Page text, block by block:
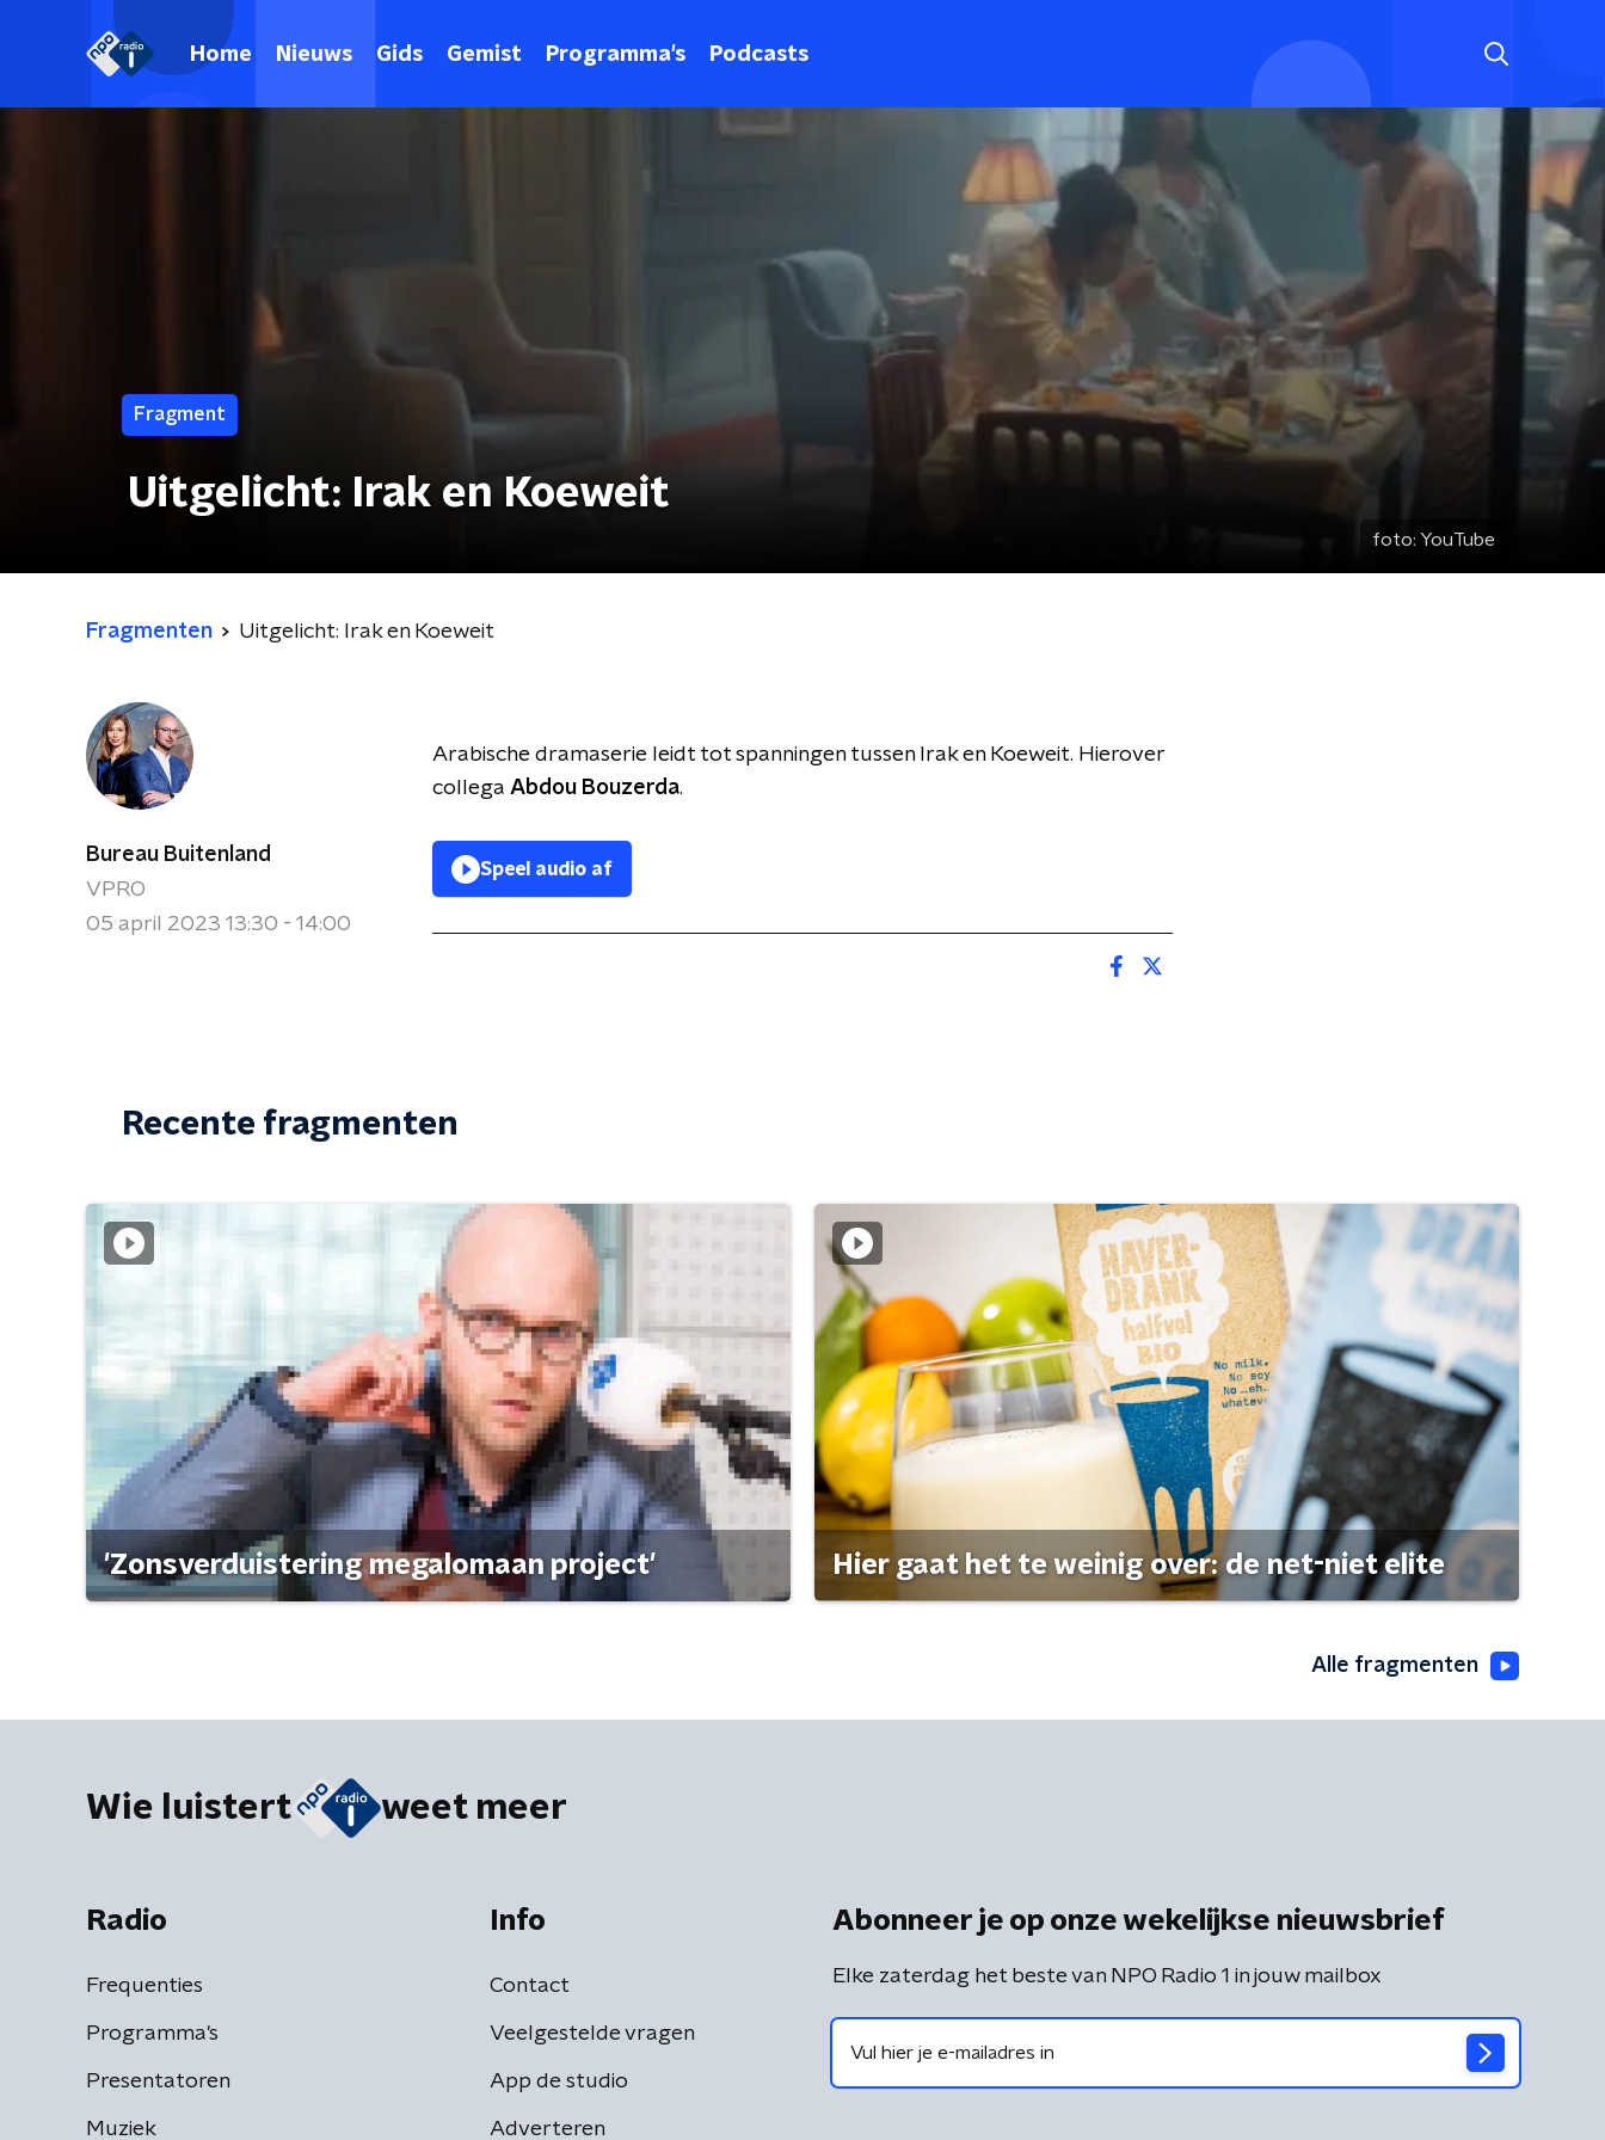
Home Nieuws Gids Gemist Programma's Podcasts
Fragment
Uitgelicht: Irak en Koeweit
foto: YouTube
Fragmenten Uitgelicht: Irak en Koeweit
Bureau Buitenland
VPRO
05 april 2023 13:30 - 14:00
Arabische dramaserie leidt tot spanningen tussen Irak en Koeweit. Hierover
collega Abdou Bouzerda.
Speel audio af
Recente fragmenten
'Zonsverduistering megalomaan project' Hier gaat het te weinig over: de net-niet elite
Alle fragmenten
Wie luistert weet meer
Radio
Frequenties
Programma's
Presentatoren
Muziek
Info
Contact
Veelgestelde vragen
App de studio
Adverteren
Abonneer je op onze wekelijkse nieuwsbrief
Elke zaterdag het beste van NPO Radio 1 in jouw mailbox